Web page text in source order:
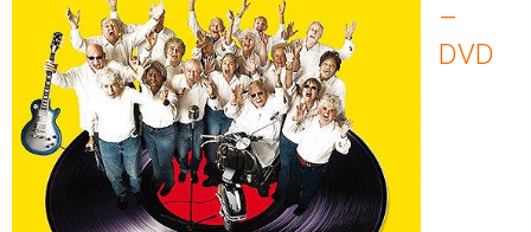
–
DVD